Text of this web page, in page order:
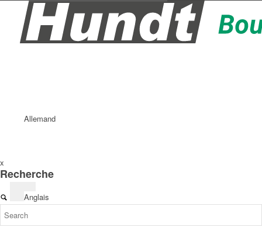
Allemand
Anglais
x
Recherche